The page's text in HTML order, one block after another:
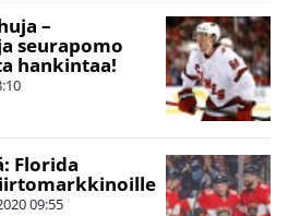
–
seurapomo
hankintaa!
Florida
09:55